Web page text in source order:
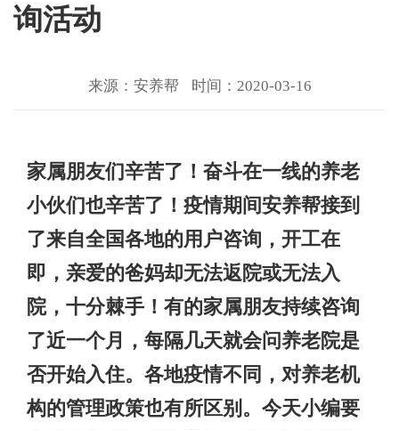
询活动
来源：安养帮 时间：2020-03-16
家属朋友们辛苦了！奋斗在一线的养老
小伙们也辛苦了！疫情期间安养帮接到
了来自全国各地的用户咨询，开工在
即，亲爱的爸妈却无法返院或无法入
院，十分棘手！有的家属朋友持续咨询
了近一个月，每隔几天就会问养老院是
否开始入住。各地疫情不同，对养老机
构的管理政策也有所区别。今天小编要